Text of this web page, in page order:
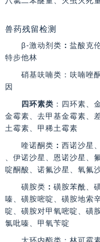
兽药残留检测
β-激动剂类 ： 盐酸克
特步他林
硝基呋喃类 ：呋喃唑
因
四环素类 ：四环素、
金霉素、去甲基金霉素、
土霉素、甲稀土霉素
喹诺酮类 ： 西诺沙星
、伊诺沙星、恩诺沙星、
啶酮酸、诺氟沙星、氧氟
磺胺类 ： 磺胺苯酰、
嗪、磺胺嘧啶、磺胺地索
啶、磺胺对甲氧嘧啶、磺
氯吡嗪、甲氧苄啶